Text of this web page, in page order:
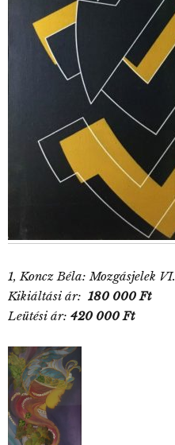
1, Koncz Béla: Mozgásjelek VI.
Kikiáltási ár: 180 000 Ft
Leütési ár: 420 000 Ft